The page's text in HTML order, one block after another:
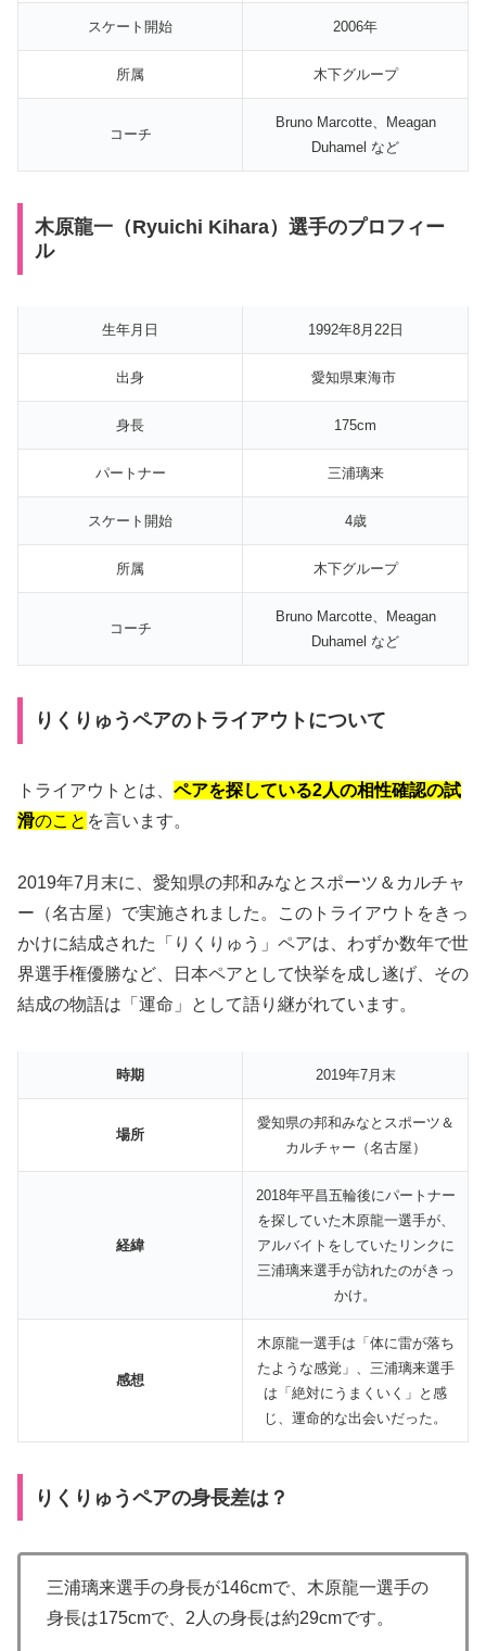
スケート開始 2006年
所属 木下グループ
コーチ
Bruno Marcotte、Meagan
Duhamel など
木原龍一（Ryuichi Kihara）選手のプロフィー
ル
生年月日 1992年8月22日
出身 愛知県東海市
身長 175cm
パートナー 三浦璃来
スケート開始 4歳
所属 木下グループ
コーチ
Bruno Marcotte、Meagan
Duhamel など
りくりゅうペアのトライアウトについて
トライアウトとは、 ペアを探している2人の相性確認の試
滑のこと を言います。
2019年7月末に、愛知県の邦和みなとスポーツ＆カルチャ
ー（名古屋）で実施されました。このトライアウトをきっ
かけに結成された「りくりゅう」ペアは、わずか数年で世
界選手権優勝など、日本ペアとして快挙を成し遂げ、その
結成の物語は「運命」として語り継がれています。
時期 2019年7月末
場所
愛知県の邦和みなとスポーツ＆
カルチャー（名古屋）
経緯
2018年平昌五輪後にパートナー
を探していた木原龍一選手が、
アルバイトをしていたリンクに
三浦璃来選手が訪れたのがきっ
かけ。
感想
木原龍一選手は「体に雷が落ち
たような感覚」、三浦璃来選手
は「絶対にうまくいく」と感
じ、運命的な出会いだった。
りくりゅうペアの身長差は？
三浦璃来選手の身長が146cmで、木原龍一選手の
身長は175cmで、2人の身長は約29cmです。